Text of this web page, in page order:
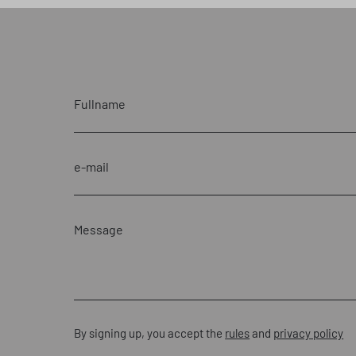
By signing up, you accept the rulesand privacy policy